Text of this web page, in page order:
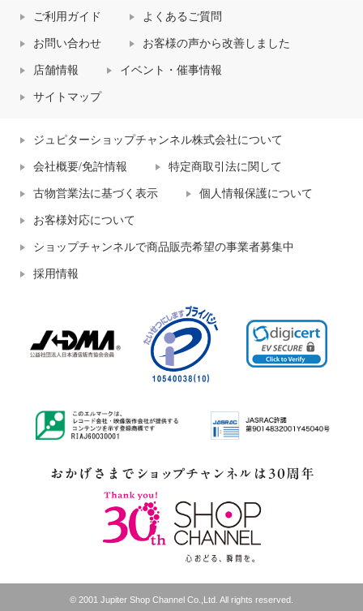
ご利用ガイド よくあるご質問
お問い合わせ お客様の声から改善しました
店舗情報 イベント・催事情報
サイトマップ
ジュピターショップチャンネル株式会社について
会社概要/免許情報 特定商取引法に関して
古物営業法に基づく表示 個人情報保護について
お客様対応について
ショップチャンネルで商品販売希望の事業者募集中
採用情報
© 2001 Jupiter Shop Channel Co.,Ltd. All rights reserved.